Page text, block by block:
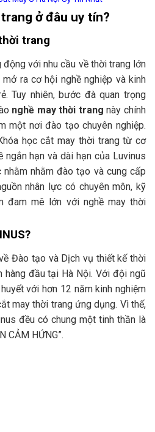
ở đâu uy tín?
trang
động với nhu cầu về thời trang lớn
ra cơ hội nghề nghiệp và kinh
Tuy nhiên, bước đà quan trọng
nghề may thời trang này chính
một nơi đào tạo chuyên nghiệp.
học cắt may thời trang từ cơ
ngắn hạn và dài hạn của Luvinus
nhằm đào tạo và cung cấp
nhân lực có chuyên môn, kỹ
đam mê lớn với nghề may thời
Đào tạo và Dịch vụ thiết kế thời
hàng đầu tại Hà Nội. Với đội ngũ
với hơn 12 năm kinh nghiệm
may thời trang ứng dụng. Vì thế,
đều có chung một tinh thần là
CẢM HỨNG”.